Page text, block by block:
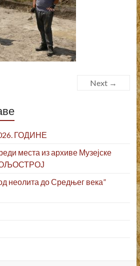
Next →
ГОДИНЕ
места из архиве Музејске
неолита до Средњег века”